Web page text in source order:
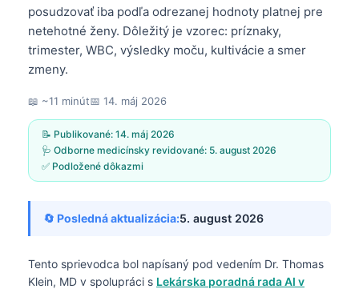
posudzovať iba podľa odrezanej hodnoty platnej pre
netehotné ženy. Dôležitý je vzorec: príznaky,
trimester, WBC, výsledky moču, kultivácie a smer
zmeny.
📖 ~11 minút📅 14. máj 2026
📝 Publikované: 14. máj 2026
🩺 Odborne medicínsky revidované: 5. august 2026
✅ Podložené dôkazmi
🔄 Posledná aktualizácia:5. august 2026
Tento sprievodca bol napísaný pod vedením Dr. Thomas
Klein, MD v spolupráci s Lekárska poradná rada AI v